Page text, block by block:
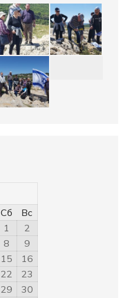
Сб
Вс
1
2
8
9
15
16
22
23
29
30